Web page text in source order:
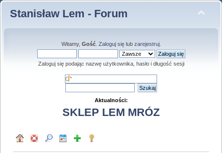
Stanisław Lem - Forum
Witamy, Gość. Zaloguj sięlub zarejestruj.
Zaloguj się podając nazwę użytkownika, hasło i długość sesji
Aktualności:
SKLEP LEM MRÓZ